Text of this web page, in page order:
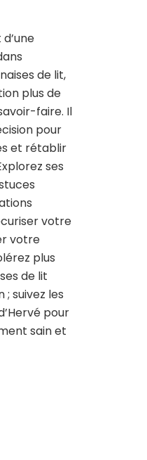
de lit,
plus de
faire. Il
pour
et rétablir
ses
votre
votre
plus
de lit
suivez les
pour
sain et